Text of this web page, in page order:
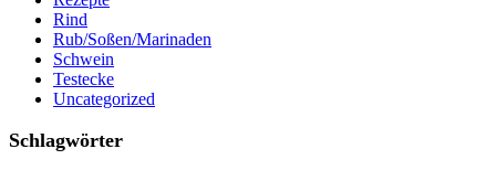
Rind
Rub/Soßen/Marinaden
Schwein
Testecke
Uncategorized
Schlagwörter